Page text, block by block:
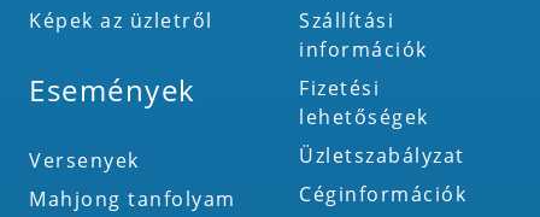
Képek az üzletről
Események
Versenyek
Mahjong tanfolyam
Szállítási
információk
Fizetési
lehetőségek
Üzletszabályzat
Céginformációk